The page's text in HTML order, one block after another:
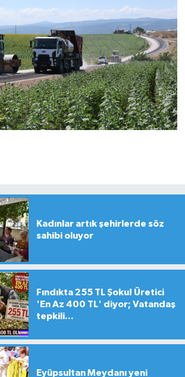
Kadınlar artık şehirlerde söz
sahibi oluyor
Fındıkta 255 TL Şoku! Üretici
'En Az 400 TL' diyor; Vatandaş
tepkili...
Eyüpsultan Meydanı yeni